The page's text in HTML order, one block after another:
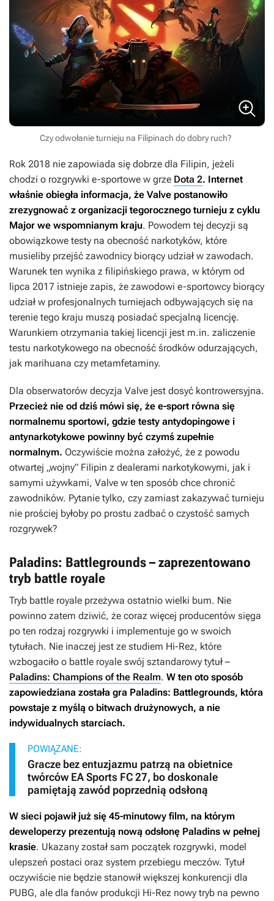
Czy odwołanie turnieju na Filipinach do dobry ruch?
Rok 2018 nie zapowiada się dobrze dla Filipin, jeżeli
chodzi o rozgrywki e-sportowe w grze Dota 2. Internet
właśnie obiegła informacja, że Valve postanowiło
zrezygnować z organizacji tegorocznego turnieju z cyklu
Major we wspomnianym kraju. Powodem tej decyzji są
obowiązkowe testy na obecność narkotyków, które
musieliby przejść zawodnicy biorący udział w zawodach.
Warunek ten wynika z filipińskiego prawa, w którym od
lipca 2017 istnieje zapis, że zawodowi e-sportowcy biorący
udział w profesjonalnych turniejach odbywających się na
terenie tego kraju muszą posiadać specjalną licencję.
Warunkiem otrzymania takiej licencji jest m.in. zaliczenie
testu narkotykowego na obecność środków odurzających,
jak marihuana czy metamfetaminy.
Dla obserwatorów decyzja Valve jest dosyć kontrowersyjna.
Przecież nie od dziś mówi się, że e-sport równa się
normalnemu sportowi, gdzie testy antydopingowe i
antynarkotykowe powinny być czymś zupełnie
normalnym. Oczywiście można założyć, że z powodu
otwartej „wojny” Filipin z dealerami narkotykowymi, jak i
samymi używkami, Valve w ten sposób chce chronić
zawodników. Pytanie tylko, czy zamiast zakazywać turnieju
nie prościej byłoby po prostu zadbać o czystość samych
rozgrywek?
Paladins: Battlegrounds – zaprezentowano
tryb battle royale
Tryb battle royale przeżywa ostatnio wielki bum. Nie
powinno zatem dziwić, że coraz więcej producentów sięga
po ten rodzaj rozgrywki i implementuje go w swoich
tytułach. Nie inaczej jest ze studiem Hi-Rez, które
wzbogaciło o battle royale swój sztandarowy tytuł –
Paladins: Champions of the Realm. W ten oto sposób
zapowiedziana została gra Paladins: Battlegrounds, która
powstaje z myślą o bitwach drużynowych, a nie
indywidualnych starciach.
POWIĄZANE:
Gracze bez entuzjazmu patrzą na obietnice
twórców EA Sports FC 27, bo doskonale
pamiętają zawód poprzednią odsłoną
W sieci pojawił już się 45-minutowy film, na którym
deweloperzy prezentują nową odsłonę Paladins w pełnej
krasie. Ukazany został sam początek rozgrywki, model
ulepszeń postaci oraz system przebiegu meczów. Tytuł
oczywiście nie będzie stanowił większej konkurencji dla
PUBG, ale dla fanów produkcji Hi-Rez nowy tryb na pewno